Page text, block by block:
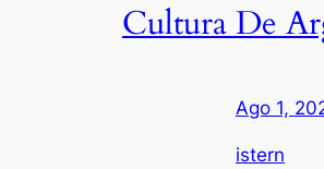
Cultura De
Ago 1,
istern